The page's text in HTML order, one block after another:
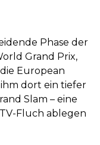
Phase der
Grand Prix,
European
dort ein tiefer
Slam – eine
Fluch ablegen